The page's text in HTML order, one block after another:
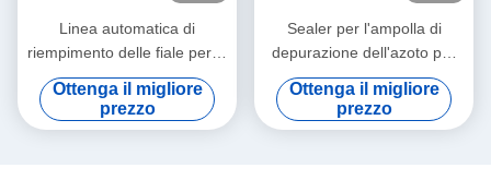
Linea automatica di
riempimento delle fiale per la
soluzione del rigeneratore di
collagene, linea di
riempimento ad alta velocità
Ottenga il migliore
prezzo
Sealer per l'ampolla di
depurazione dell'azoto per
prodotti biologici sensibili
all'ossigeno 1-10 ml, ad alta
capacità con isolatore e
Ottenga il migliore
prezzo